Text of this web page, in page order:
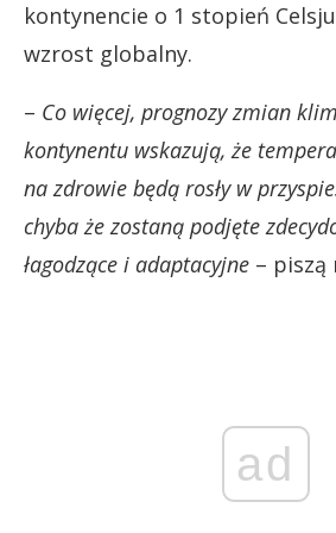
kontynencie o 1 stopień
wzrost globalny.
– ​ Co więcej, prognozy zmian
kontynentu wskazują, że
na zdrowie będą rosły w
chyba że zostaną podjęte
łagodzące i adaptacyjne – piszą
ad